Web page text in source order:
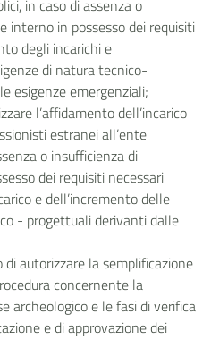
in caso di assenza o
interno in possesso dei requisiti
degli incarichi e
di natura tecnico-
esigenze emergenziali;
l’affidamento dell’incarico
estranei all’ente
o insufficienza di
dei requisiti necessari
e dell’incremento delle
- progettuali derivanti dalle
autorizzare la semplificazione
concernente la
archeologico e le fasi di verifica
e di approvazione dei